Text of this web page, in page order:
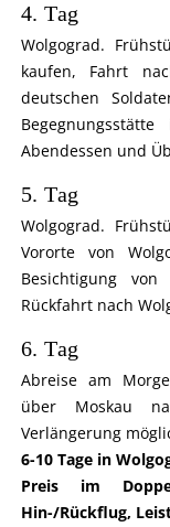
4. Tag
Wolgograd.
kaufen, Fahrt
deutschen
Abendessen und
5. Tag
Wolgograd.
Vororte von
Besichtigung
Rückfahrt nach
6. Tag
Abreise am
über Moskau
Verlängerung
6-10 Tage in
Preis im
Hin-/Rückflug,